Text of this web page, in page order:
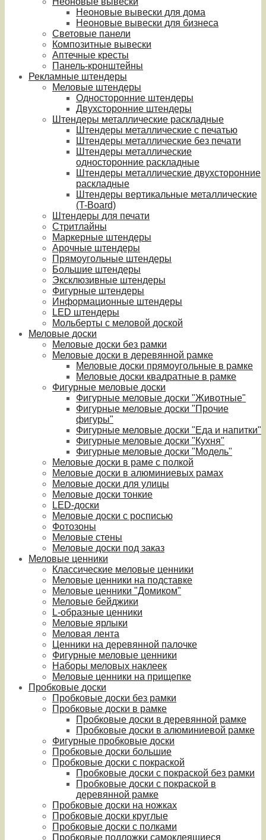
Неоновые вывески для дома
Неоновые вывески для бизнеса
Световые панели
Композитные вывески
Аптечные кресты
Панель-кронштейны
Рекламные штендеры
Меловые штендеры
Односторонние штендеры
Двухсторонние штендеры
Штендеры металлические раскладные
Штендеры металлические с печатью
Штендеры металлические без печати
Штендеры металлические
односторонние раскладные
Штендеры металлические двухсторонние
раскладные
Штендеры вертикальные металлические
(T-Board)
Штендеры для печати
Стритлайны
Маркерные штендеры
Арочные штендеры
Прямоугольные штендеры
Большие штендеры
Эксклюзивные штендеры
Фигурные штендеры
Информационные штендеры
LED штендеры
Мольберты с меловой доской
Меловые доски
Меловые доски без рамки
Меловые доски в деревянной рамке
Меловые доски прямоугольные в рамке
Меловые доски квадратные в рамке
Фигурные меловые доски
Фигурные меловые доски "Животные"
Фигурные меловые доски "Прочие
фигуры"
Фигурные меловые доски "Еда и напитки"
Фигурные меловые доски "Кухня"
Фигурные меловые доски "Модель"
Меловые доски в раме с полкой
Меловые доски в алюминиевых рамах
Меловые доски для улицы
Меловые доски тонкие
LED-доски
Меловые доски с росписью
Фотозоны
Меловые стены
Меловые доски под заказ
Меловые ценники
Классические меловые ценники
Меловые ценники на подставке
Меловые ценники "Домиком"
Меловые бейджики
L-образные ценники
Меловые ярлыки
Меловая лента
Ценники на деревянной палочке
Фигурные меловые ценники
Наборы меловых наклеек
Меловые ценники на прищепке
Пробковые доски
Пробковые доски без рамки
Пробковые доски в рамке
Пробковые доски в деревянной рамке
Пробковые доски в алюминиевой рамке
Фигурные пробковые доски
Пробковые доски большие
Пробковые доски с покраской
Пробковые доски с покраской без рамки
Пробковые доски с покраской в
деревянной рамке
Пробковые доски на ножках
Пробковые доски круглые
Пробковые доски с полками
Пробковые подложки самоклеящиеся